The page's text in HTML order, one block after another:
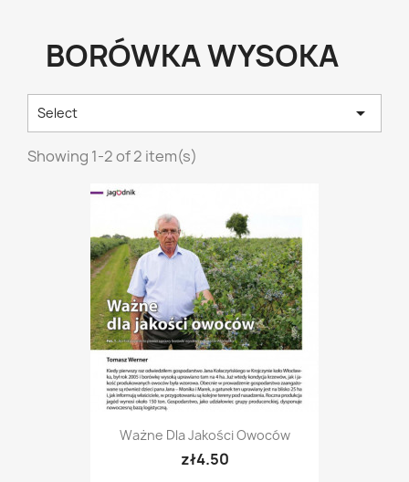
BORÓWKA WYSOKA
Select 
Showing 1-2 of 2 item(s)
Ważne Dla Jakości Owoców
zł4.50